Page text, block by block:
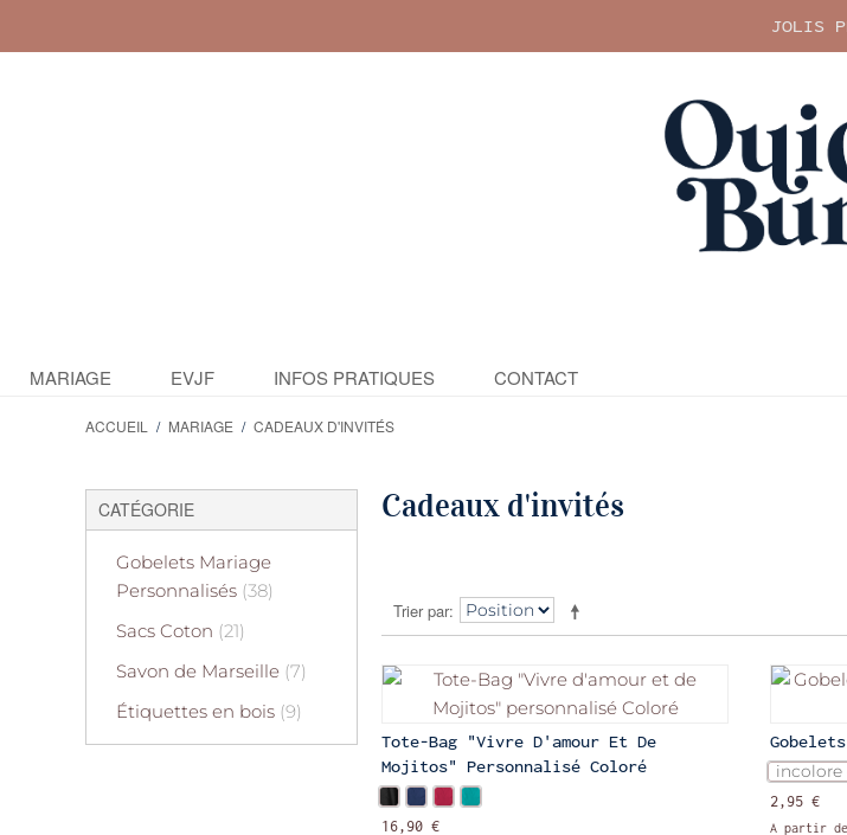
JOLIS
MARIAGE EVJF INFOS PRATIQUES CONTACT
ACCUEIL / MARIAGE / CADEAUX D'INVITÉS
CATÉGORIE
Gobelets Mariage
Personnalisés (38)
Sacs Coton (21)
Savon de Marseille (7)
Étiquettes en bois (9)
Cadeaux d'invités
Trier par
Tote-Bag "Vivre D'amour Et De
Mojitos" Personnalisé Coloré
16,90 €
incolore
2,95 €
A partir de